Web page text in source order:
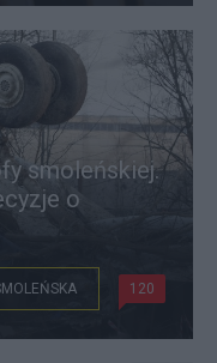
smoleńskiej.
o
120